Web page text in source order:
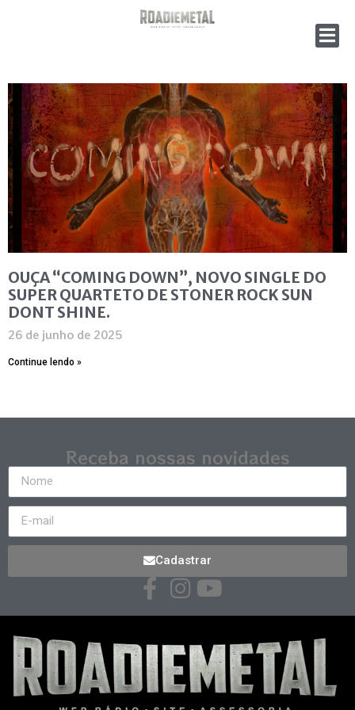
OUÇA “COMING DOWN”, NOVO SINGLE DO
SUPER QUARTETO DE STONER ROCK SUN
DONT SHINE.
26 de junho de 2025
Continue lendo »
Receba nossas novidades
Cadastrar